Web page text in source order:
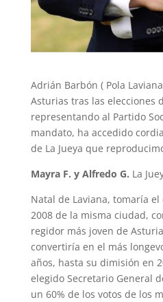
Adrián Barbón ( Pola
Asturias tras las elecciones
representando al Partido
mandato, ha accedido
de La Jueya que
Mayra F. y Alfredo G. La
Natal de Laviana, tomaría
2008 de la misma ciudad,
regidor más joven de
convertiría en el más
años, hasta su dimisión en
elegido Secretario General
un 60% de los votos de los